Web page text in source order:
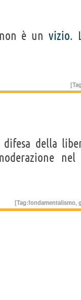
non è unvizio.
difesa della
nel
[Tag:fondamentalismo,